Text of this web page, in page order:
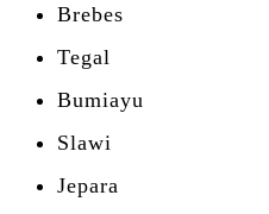
Brebes
Tegal
Bumiayu
Slawi
Jepara